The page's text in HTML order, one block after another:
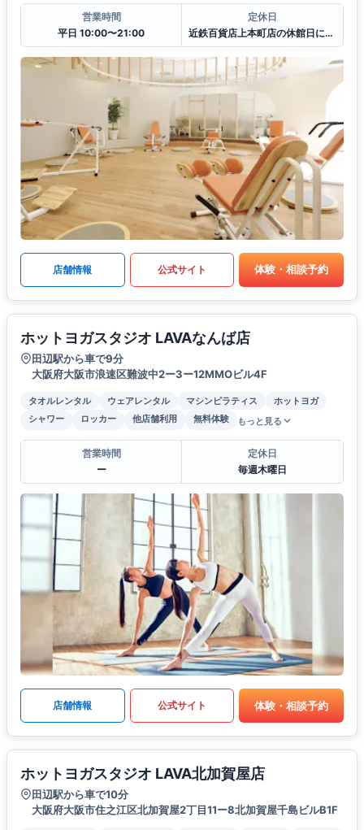
営業時間
平日 10:00〜21:00
定休日
近鉄百貨店上本町店の休館日に準ずる
店舗情報 公式サイト 体験・相談予約
ホットヨガスタジオ LAVAなんば店
田辺駅から車で9分
大阪府大阪市浪速区難波中2ー3ー12MMOビル4F
タオルレンタル ウェアレンタル マシンピラティス
ホットヨガ
シャワー
ロッカー 他店舗利用 無料体験 もっと見る
営業時間
ー
定休日
毎週木曜日
店舗情報 公式サイト 体験・相談予約
ホットヨガスタジオ LAVA北加賀屋店
田辺駅から車で10分
大阪府大阪市住之江区北加賀屋2丁目11ー8北加賀屋千島ビルB1F